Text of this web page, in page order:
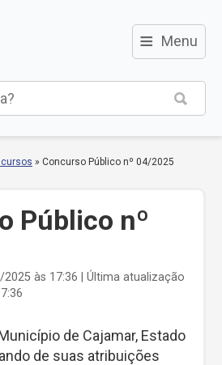
≡ Menu
» Concurso Público nº 04/2025
Público nº
às 17:36 | Última atualização
de Cajamar, Estado
de suas atribuições